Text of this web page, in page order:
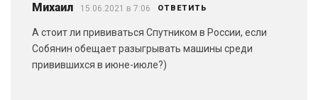
Михаил 15.06.2021 в 7:06 ОТВЕТИТЬ
А стоит ли прививаться Спутником в России, если
Собянин обещает разыгрывать машины среди
привившихся в июне-июле?)